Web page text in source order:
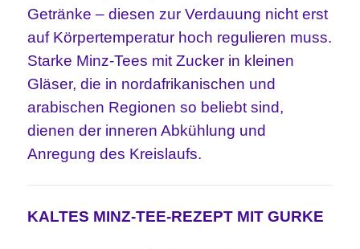
Getränke – diesen zur Verdauung nicht erst
auf Körpertemperatur hoch regulieren muss.
Starke Minz-Tees mit Zucker in kleinen
Gläser, die in nordafrikanischen und
arabischen Regionen so beliebt sind,
dienen der inneren Abkühlung und
Anregung des Kreislaufs.
KALTES MINZ-TEE-REZEPT MIT GURKE